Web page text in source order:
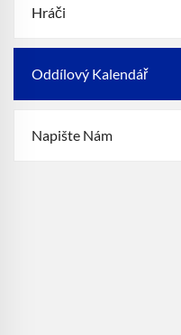
Hráči
Oddílový Kalendář
Napište Nám